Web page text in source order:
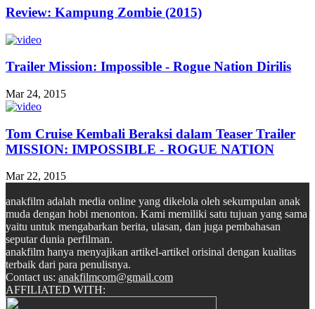
Review: Kampung Zombie (2015)
Trailer Mission: Impossible - Rogue Nation Dirilis
Mar 24, 2015
Tom Cruise Kembali Beraksi dalam Teaser Trailer
MISSION: IMPOSSIBLE - ROGUE NATION
Mar 22, 2015
anakfilm adalah media online yang dikelola oleh sekumpulan anak
muda dengan hobi menonton. Kami memiliki satu tujuan yang sama
yaitu untuk mengabarkan berita, ulasan, dan juga pembahasan
seputar dunia perfilman.
anakfilm hanya menyajikan artikel-artikel orisinal dengan kualitas
terbaik dari para penulisnya.
Contact us: anakfilmcom@gmail.com
AFFILIATED WITH: